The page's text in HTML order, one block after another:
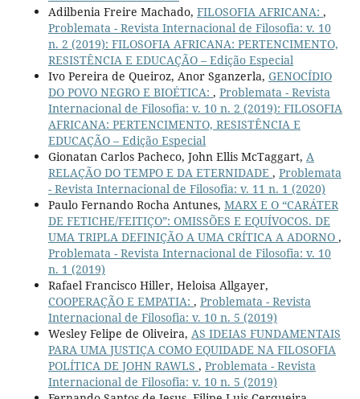
Adilbenia Freire Machado, FILOSOFIA AFRICANA: ,
Problemata - Revista Internacional de Filosofia: v. 10
n. 2 (2019): FILOSOFIA AFRICANA: PERTENCIMENTO,
RESISTÊNCIA E EDUCAÇÃO – Edição Especial
Ivo Pereira de Queiroz, Anor Sganzerla, GENOCÍDIO
DO POVO NEGRO E BIOÉTICA: , Problemata - Revista
Internacional de Filosofia: v. 10 n. 2 (2019): FILOSOFIA
AFRICANA: PERTENCIMENTO, RESISTÊNCIA E
EDUCAÇÃO – Edição Especial
Gionatan Carlos Pacheco, John Ellis McTaggart, A
RELAÇÃO DO TEMPO E DA ETERNIDADE , Problemata
- Revista Internacional de Filosofia: v. 11 n. 1 (2020)
Paulo Fernando Rocha Antunes, MARX E O “CARÁTER
DE FETICHE/FEITIÇO”: OMISSÕES E EQUÍVOCOS. DE
UMA TRIPLA DEFINIÇÃO A UMA CRÍTICA A ADORNO ,
Problemata - Revista Internacional de Filosofia: v. 10
n. 1 (2019)
Rafael Francisco Hiller, Heloisa Allgayer,
COOPERAÇÃO E EMPATIA: , Problemata - Revista
Internacional de Filosofia: v. 10 n. 5 (2019)
Wesley Felipe de Oliveira, AS IDEIAS FUNDAMENTAIS
PARA UMA JUSTIÇA COMO EQUIDADE NA FILOSOFIA
POLÍTICA DE JOHN RAWLS , Problemata - Revista
Internacional de Filosofia: v. 10 n. 5 (2019)